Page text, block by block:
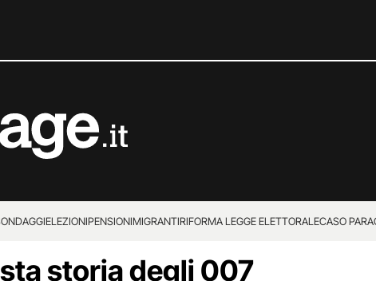
ELEZIONIPENSIONIMIGRANTIRIFORMA LEGGE ELETTORALECASO
storia degli 007